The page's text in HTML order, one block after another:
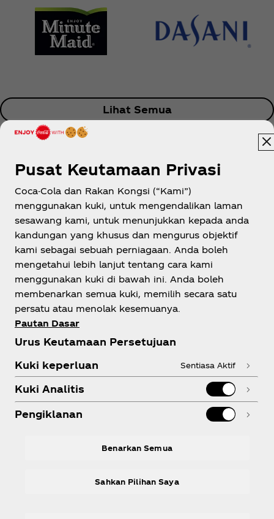
Lihat Semua
Malaysia
Tentang Kami
Pusat Keutamaan Privasi
Coca-Cola dan Rakan Kongsi (“Kami”)
menggunakan kuki, untuk mengendalikan laman
sesawang kami, untuk menunjukkan kepada anda
kandungan yang khusus dan mengurus objektif
kami sebagai sebuah perniagaan. Anda boleh
mengetahui lebih lanjut tentang cara kami
menggunakan kuki di bawah ini. Anda boleh
membenarkan semua kuki, memilih secara satu
persatu atau menolak kesemuanya.
Pautan Dasar
Urus Keutamaan Persetujuan
Kuki keperluan
Sentiasa Aktif
Kuki Analitis
Pengiklanan
Benarkan Semua
Sahkan Pilihan Saya